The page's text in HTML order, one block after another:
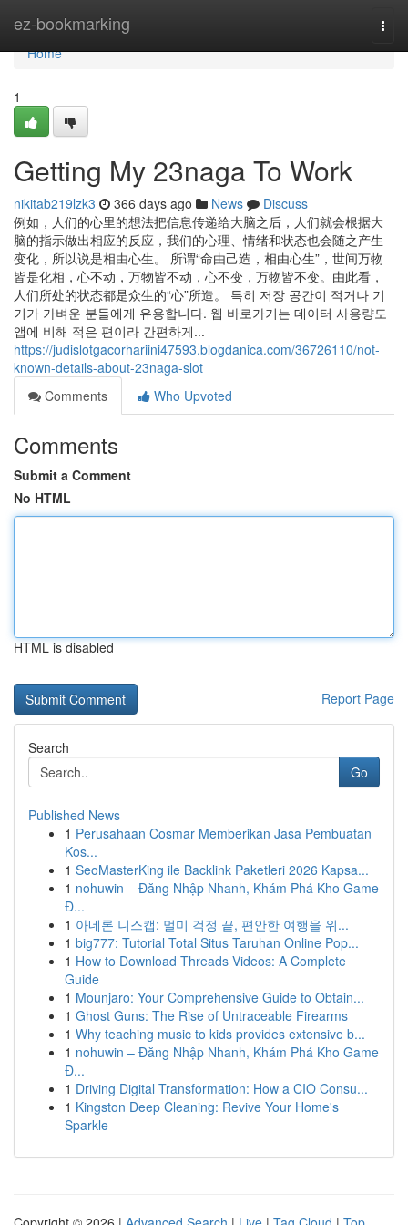
ez-bookmarking
Home
Home
1
Getting My 23naga To Work
nikitab219lzk3 366 days ago News
Discuss
例如，人们的心里的想法把信息传递给大脑之后，人们就会根据大
脑的指示做出相应的反应，我们的心理、情绪和状态也会随之产生
变化，所以说是相由心生。 所谓“命由己造，相由心生”，世间万物
皆是化相，心不动，万物皆不动，心不变，万物皆不变。由此看，
人们所处的状态都是众生的“心”所造。 특히 저장 공간이 적거나 기
기가 가벼운 분들에게 유용합니다. 웹 바로가기는 데이터 사용량도
앱에 비해 적은 편이라 간편하게...
https://judislotgacorhariini47593.blogdanica.com/36726110/not-
known-details-about-23naga-slot
Comments
Who Upvoted
Comments
Submit a Comment
No HTML
HTML is disabled
Report Page
Search
Go
Published News
1 Perusahaan Cosmar Memberikan Jasa Pembuatan
Kos...
1 SeoMasterKing ile Backlink Paketleri 2026 Kapsa...
1 nohuwin – Đăng Nhập Nhanh, Khám Phá Kho Game
Đ...
1 아네론 니스캡: 멀미 걱정 끝, 편안한 여행을 위...
1 big777: Tutorial Total Situs Taruhan Online Pop...
1 How to Download Threads Videos: A Complete
Guide
1 Mounjaro: Your Comprehensive Guide to Obtain...
1 Ghost Guns: The Rise of Untraceable Firearms
1 Why teaching music to kids provides extensive b...
1 nohuwin – Đăng Nhập Nhanh, Khám Phá Kho Game
Đ...
1 Driving Digital Transformation: How a CIO Consu...
1 Kingston Deep Cleaning: Revive Your Home's
Sparkle